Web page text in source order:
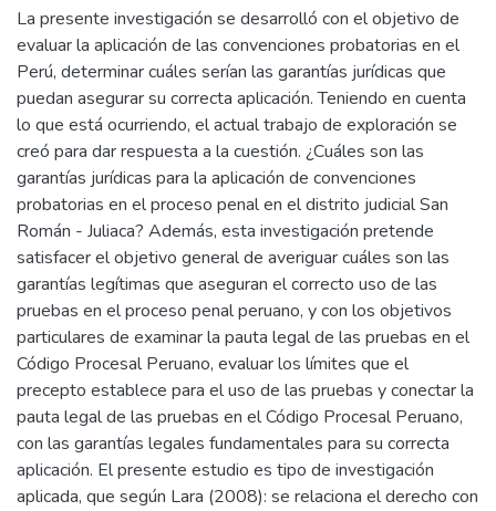
La presente investigación se desarrolló con el objetivo de
evaluar la aplicación de las convenciones probatorias en el
Perú, determinar cuáles serían las garantías jurídicas que
puedan asegurar su correcta aplicación. Teniendo en cuenta
lo que está ocurriendo, el actual trabajo de exploración se
creó para dar respuesta a la cuestión. ¿Cuáles son las
garantías jurídicas para la aplicación de convenciones
probatorias en el proceso penal en el distrito judicial San
Román - Juliaca? Además, esta investigación pretende
satisfacer el objetivo general de averiguar cuáles son las
garantías legítimas que aseguran el correcto uso de las
pruebas en el proceso penal peruano, y con los objetivos
particulares de examinar la pauta legal de las pruebas en el
Código Procesal Peruano, evaluar los límites que el
precepto establece para el uso de las pruebas y conectar la
pauta legal de las pruebas en el Código Procesal Peruano,
con las garantías legales fundamentales para su correcta
aplicación. El presente estudio es tipo de investigación
aplicada, que según Lara (2008): se relaciona el derecho con